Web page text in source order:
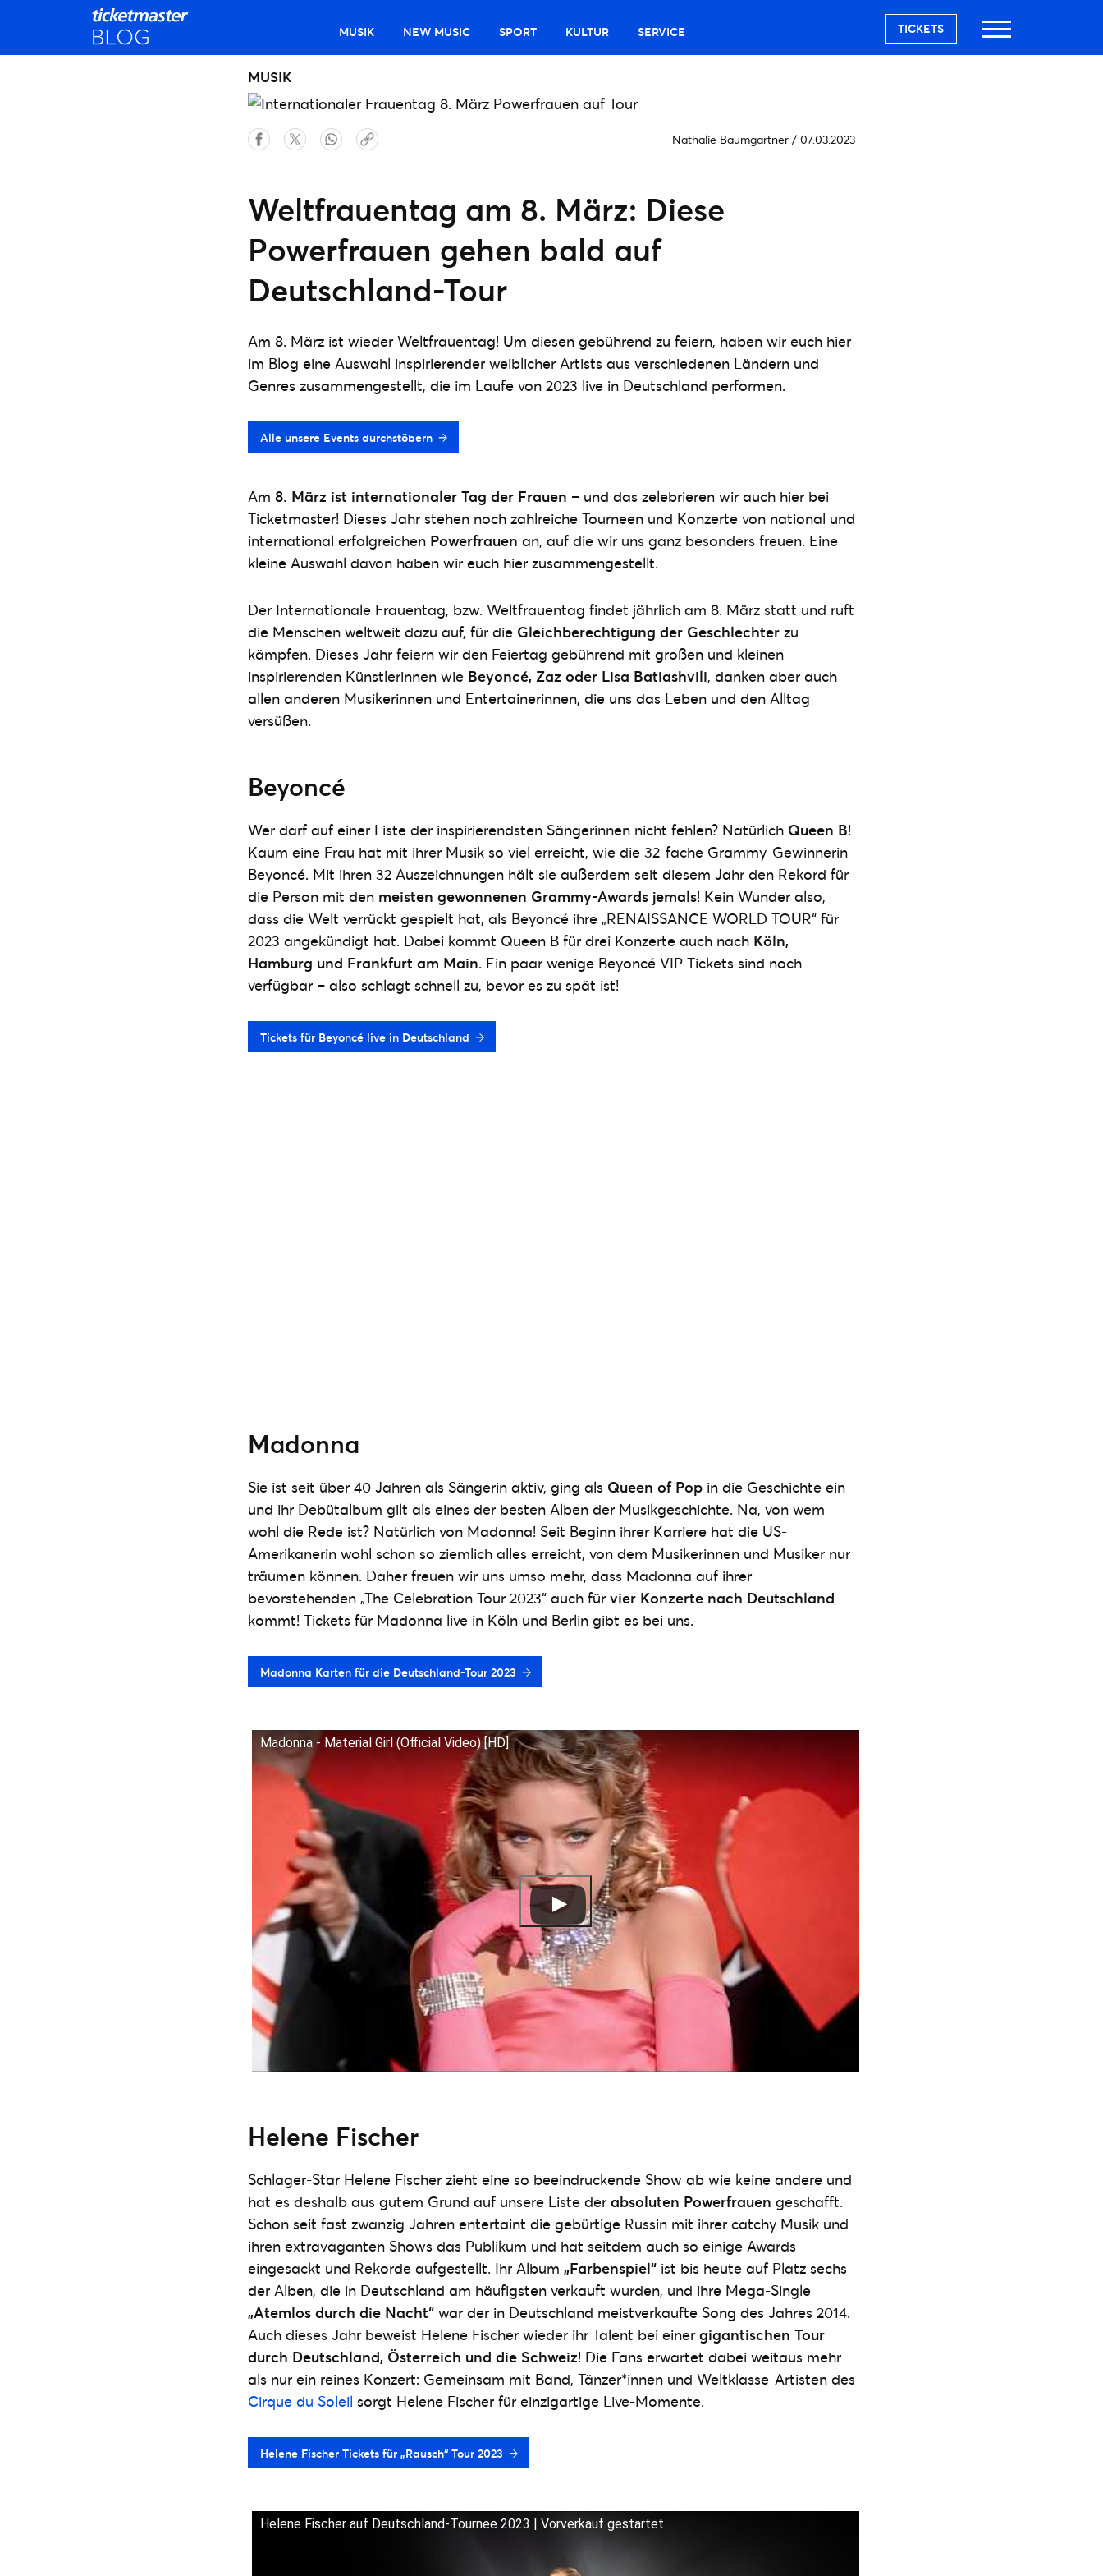
MUSIK NEW MUSIC SPORT KULTUR SERVICE TICKETS
MUSIK
Nathalie Baumgartner / 07.03.2023
Weltfrauentag am 8. März: Diese
Powerfrauen gehen bald auf
Deutschland-Tour
Am 8. März ist wieder Weltfrauentag! Um diesen gebührend zu feiern, haben wir euch hier
im Blog eine Auswahl inspirierender weiblicher Artists aus verschiedenen Ländern und
Genres zusammengestellt, die im Laufe von 2023 live in Deutschland performen.
Alle unsere Events durchstöbern
Am 8. März ist internationaler Tag der Frauen – und das zelebrieren wir auch hier bei
Ticketmaster! Dieses Jahr stehen noch zahlreiche Tourneen und Konzerte von national und
international erfolgreichen Powerfrauen an, auf die wir uns ganz besonders freuen. Eine
kleine Auswahl davon haben wir euch hier zusammengestellt.
Der Internationale Frauentag, bzw. Weltfrauentag findet jährlich am 8. März statt und ruft
die Menschen weltweit dazu auf, für die Gleichberechtigung der Geschlechter zu
kämpfen. Dieses Jahr feiern wir den Feiertag gebührend mit großen und kleinen
inspirierenden Künstlerinnen wie Beyoncé, Zaz oder Lisa Batiashvili, danken aber auch
allen anderen Musikerinnen und Entertainerinnen, die uns das Leben und den Alltag
versüßen.
Beyoncé
Wer darf auf einer Liste der inspirierendsten Sängerinnen nicht fehlen? Natürlich Queen B!
Kaum eine Frau hat mit ihrer Musik so viel erreicht, wie die 32-fache Grammy-Gewinnerin
Beyoncé. Mit ihren 32 Auszeichnungen hält sie außerdem seit diesem Jahr den Rekord für
die Person mit den meisten gewonnenen Grammy-Awards jemals! Kein Wunder also,
dass die Welt verrückt gespielt hat, als Beyoncé ihre „RENAISSANCE WORLD TOUR“ für
2023 angekündigt hat. Dabei kommt Queen B für drei Konzerte auch nach Köln,
Hamburg und Frankfurt am Main. Ein paar wenige Beyoncé VIP Tickets sind noch
verfügbar – also schlagt schnell zu, bevor es zu spät ist!
Tickets für Beyoncé live in Deutschland
Madonna
Sie ist seit über 40 Jahren als Sängerin aktiv, ging als Queen of Pop in die Geschichte ein
und ihr Debütalbum gilt als eines der besten Alben der Musikgeschichte. Na, von wem
wohl die Rede ist? Natürlich von Madonna! Seit Beginn ihrer Karriere hat die US-
Amerikanerin wohl schon so ziemlich alles erreicht, von dem Musikerinnen und Musiker nur
träumen können. Daher freuen wir uns umso mehr, dass Madonna auf ihrer
bevorstehenden „The Celebration Tour 2023“ auch für vier Konzerte nach Deutschland
kommt! Tickets für Madonna live in Köln und Berlin gibt es bei uns.
Madonna Karten für die Deutschland-Tour 2023
Madonna - Material Girl (Official Video) [HD]
Helene Fischer
Schlager-Star Helene Fischer zieht eine so beeindruckende Show ab wie keine andere und
hat es deshalb aus gutem Grund auf unsere Liste der absoluten Powerfrauen geschafft.
Schon seit fast zwanzig Jahren entertaint die gebürtige Russin mit ihrer catchy Musik und
ihren extravaganten Shows das Publikum und hat seitdem auch so einige Awards
eingesackt und Rekorde aufgestellt. Ihr Album „Farbenspiel“ ist bis heute auf Platz sechs
der Alben, die in Deutschland am häufigsten verkauft wurden, und ihre Mega-Single
„Atemlos durch die Nacht“ war der in Deutschland meistverkaufte Song des Jahres 2014.
Auch dieses Jahr beweist Helene Fischer wieder ihr Talent bei einer gigantischen Tour
durch Deutschland, Österreich und die Schweiz! Die Fans erwartet dabei weitaus mehr
als nur ein reines Konzert: Gemeinsam mit Band, Tänzer*innen und Weltklasse-Artisten des
Cirque du Soleil sorgt Helene Fischer für einzigartige Live-Momente.
Helene Fischer Tickets für „Rausch“ Tour 2023
Helene Fischer auf Deutschland-Tournee 2023 | Vorverkauf gestartet